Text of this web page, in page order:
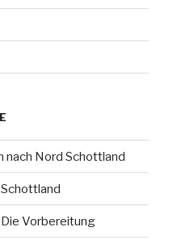
nach Nord Schottland
Die Vorbereitung